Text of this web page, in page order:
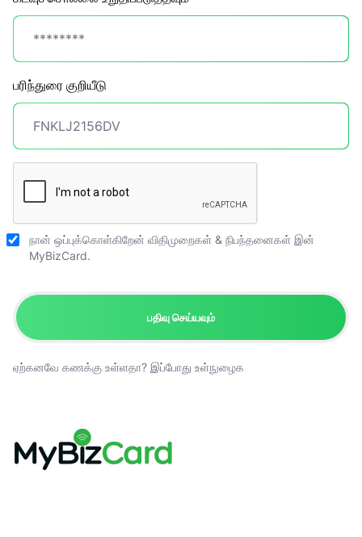
பரிந்துரை குறியீடு
நான் ஒப்புக்கொள்கிறேன் விதிமுறைகள் & நிபந்தனைகள் இன்
MyBizCard.
பதிவு செய்யவும்
ஏற்கனவே கணக்கு உள்ளதா? இப்போது உள்நுழைக